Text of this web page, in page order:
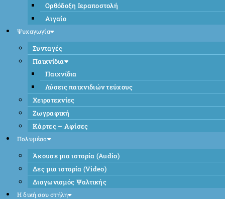
Ορθόδοξη Ιεραποστολή
Αιγαίο
Ψυχαγωγία
Συνταγές
Παιχνίδια
Παιχνίδια
Λύσεις παιχνιδιών τεύχους
Χειροτεχνίες
Ζωγραφική
Κάρτες – Αφίσες
Πολυμέσα
Άκουσε μια ιστορία (Audio)
Δες μια ιστορία (Video)
Διαγωνισμός Ψαλτικής
Η δική σου στήλη